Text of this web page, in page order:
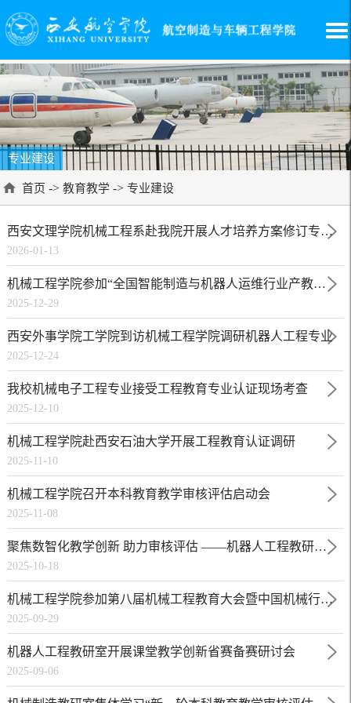
专业建设
首页 -> 教育教学 -> 专业建设
西安文理学院机械工程系赴我院开展人才培养方案修订专题调研
2026-01-13
机械工程学院参加“全国智能制造与机器人运维行业产教融合共同体年会”
2025-12-29
西安外事学院工学院到访机械工程学院调研机器人工程专业
2025-12-24
我校机械电子工程专业接受工程教育专业认证现场考查
2025-12-10
机械工程学院赴西安石油大学开展工程教育认证调研
2025-11-10
机械工程学院召开本科教育教学审核评估启动会
2025-11-08
聚焦数智化教学创新 助力审核评估 ——机器人工程教研室召开专题研讨会
2025-10-18
机械工程学院参加第八届机械工程教育大会暨中国机械行业卓越工程师教育联盟2025年理事大会
2025-09-29
机器人工程教研室开展课堂教学创新省赛备赛研讨会
2025-09-06